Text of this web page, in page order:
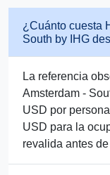
¿Cuánto cuesta
South by IHG
La referencia
Amsterdam -
USD por
USD para la
revalida antes